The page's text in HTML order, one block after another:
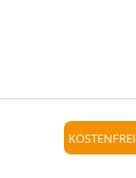
KOSTENFREI